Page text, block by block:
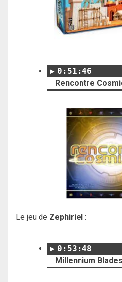
0:51:46
Rencontre
Le jeu de Zephiriel :
0:53:48
Millennium Blades